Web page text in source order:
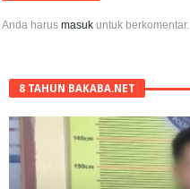
Anda harusmasuk untuk berkomentar.
8 TAHUN BAKABA.NET